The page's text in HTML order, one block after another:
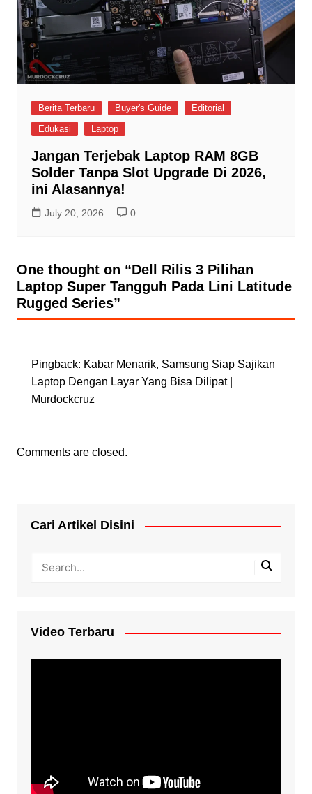
Berita Terbaru Buyer's Guide
Editorial
Edukasi
Laptop
Jangan Terjebak Laptop RAM 8GB
Solder Tanpa Slot Upgrade Di 2026,
ini Alasannya!
July 20, 2026 0
One thought on “Dell Rilis 3 Pilihan
Laptop Super Tangguh Pada Lini Latitude
Rugged Series”
Pingback: Kabar Menarik, Samsung Siap Sajikan
Laptop Dengan Layar Yang Bisa Dilipat |
Murdockcruz
Comments are closed.
Cari Artikel Disini
Video Terbaru